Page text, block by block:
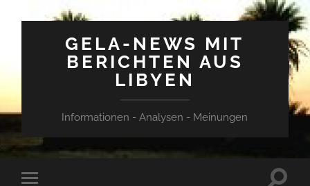
GELA-NEWS MIT
BERICHTEN AUS
LIBYEN
Informationen - Analysen - Meinungen